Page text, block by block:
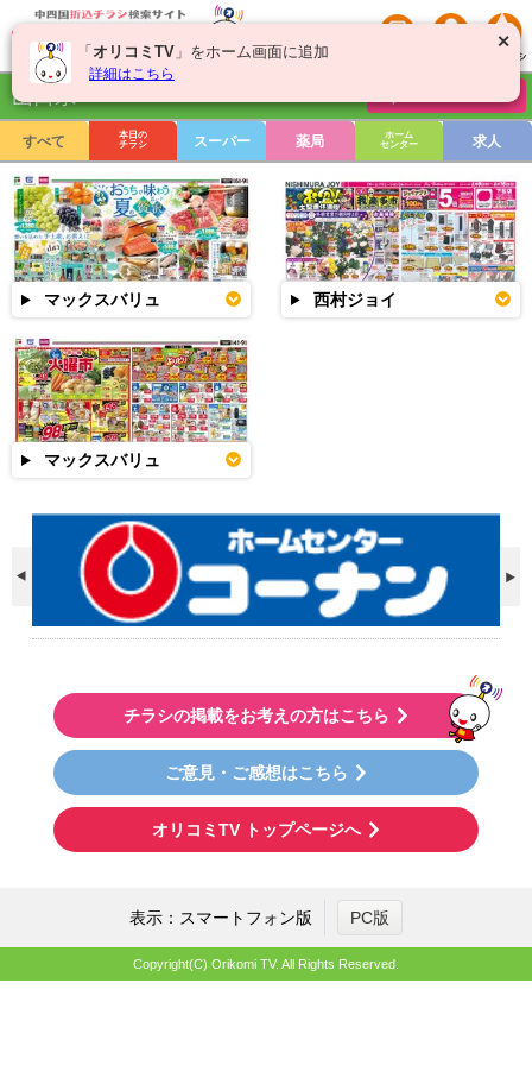
山口県
すべて
本日の
チラシ
スーパー 薬局
ホーム
センター
求人
マックスバリュ 西村ジョイ
マックスバリュ
チラシの掲載をお考えの方はこちら
ご意見・ご感想はこちら
オリコミTV トップページへ
表示：スマートフォン版 PC版
Copyright(C) Orikomi TV. All Rights Reserved.
✕
「 オリコミTV 」をホーム画面に追加
詳細はこちら